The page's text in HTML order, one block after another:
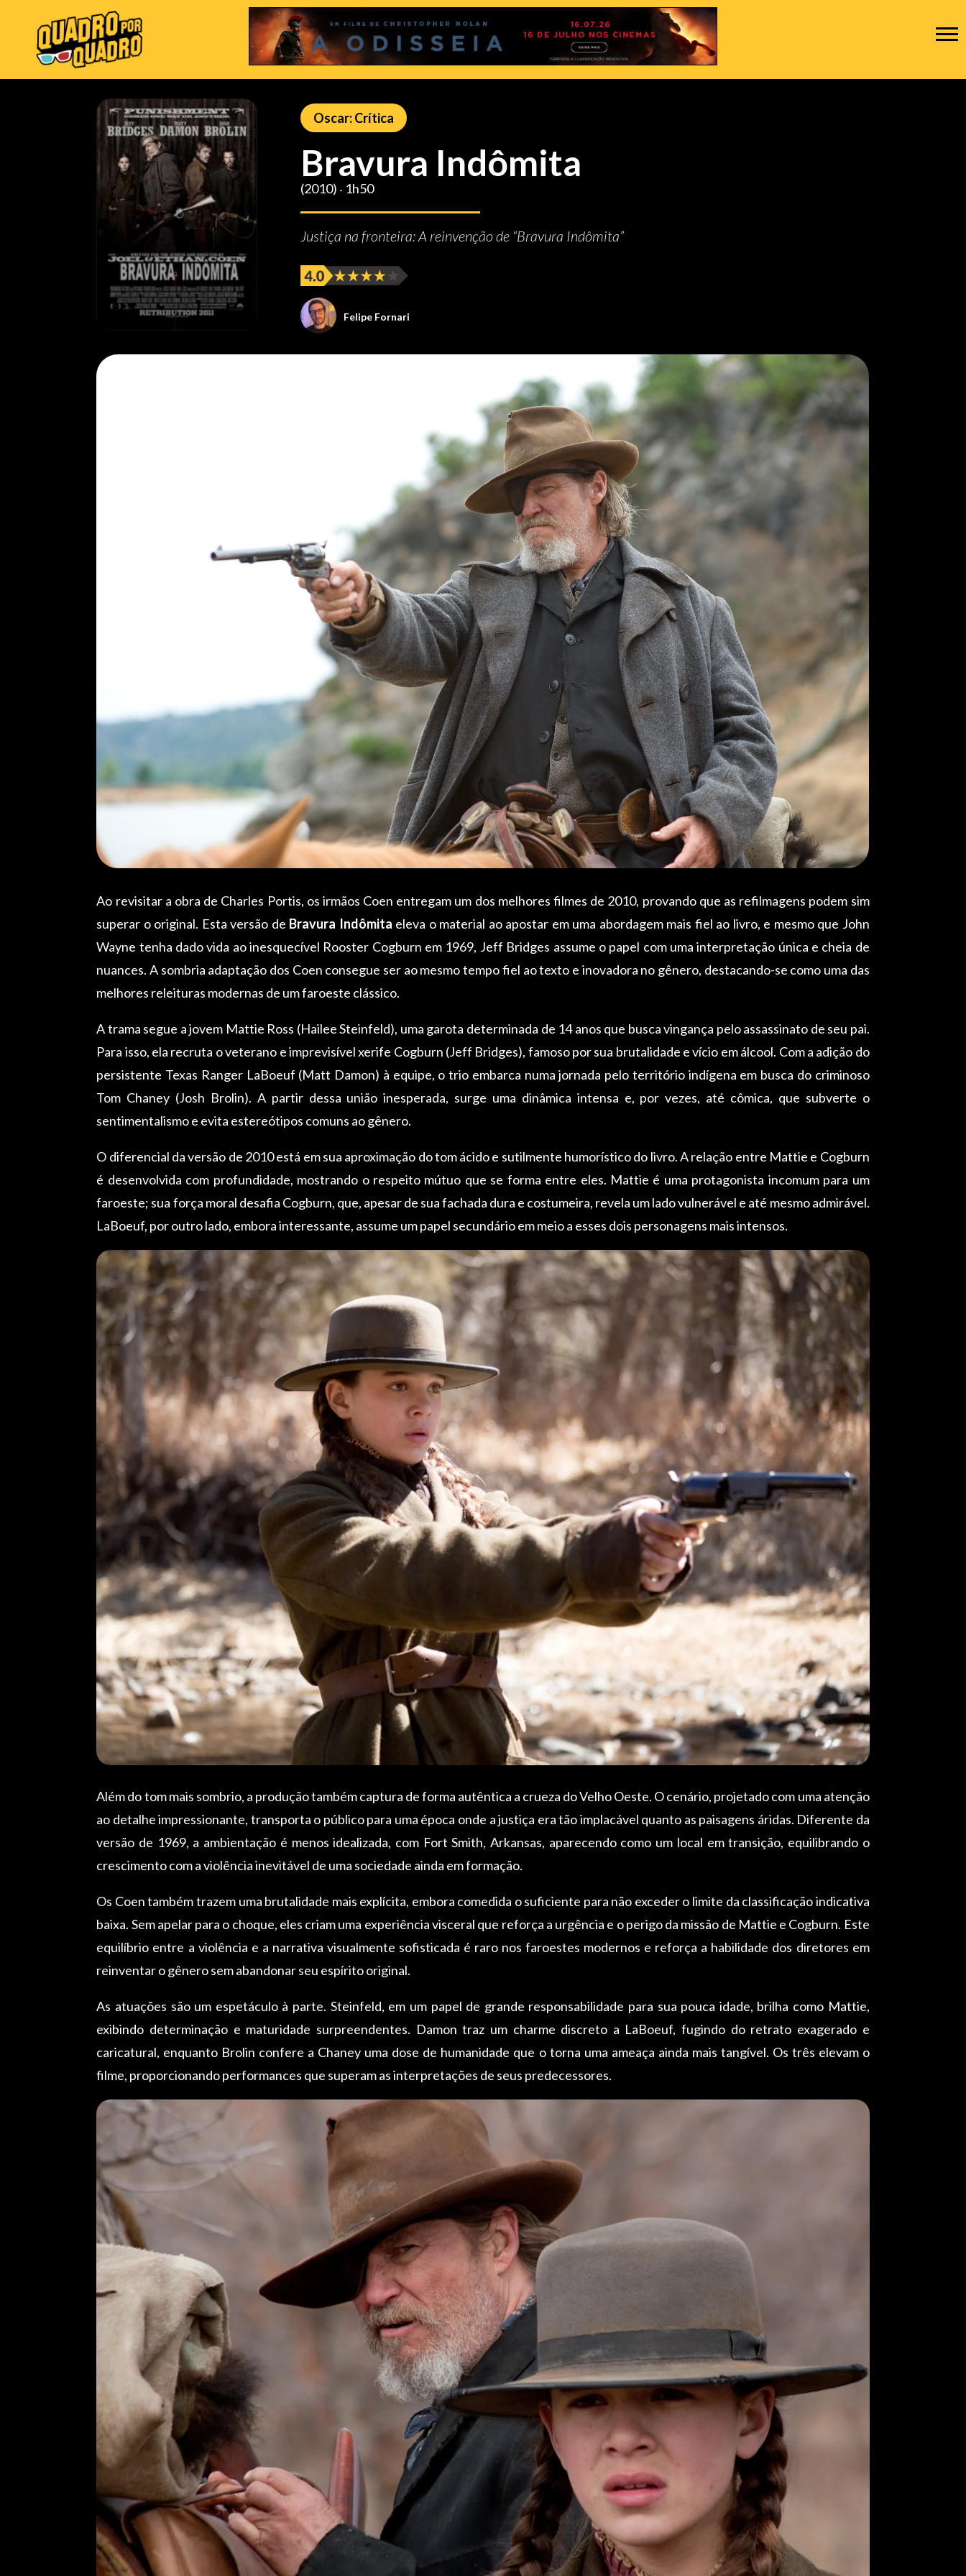
Oscar: Crítica
Bravura Indômita
(2010) ‧ 1h50
Justiça na fronteira: A reinvenção de “Bravura Indômita”
Felipe Fornari
Ao revisitar a obra de Charles Portis, os irmãos Coen entregam um dos melhores filmes de 2010, provando que as refilmagens podem sim
superar o original. Esta versão de Bravura Indômita eleva o material ao apostar em uma abordagem mais fiel ao livro, e mesmo que John
Wayne tenha dado vida ao inesquecível Rooster Cogburn em 1969, Jeff Bridges assume o papel com uma interpretação única e cheia de
nuances. A sombria adaptação dos Coen consegue ser ao mesmo tempo fiel ao texto e inovadora no gênero, destacando-se como uma das
melhores releituras modernas de um faroeste clássico.
A trama segue a jovem Mattie Ross (Hailee Steinfeld), uma garota determinada de 14 anos que busca vingança pelo assassinato de seu pai.
Para isso, ela recruta o veterano e imprevisível xerife Cogburn (Jeff Bridges), famoso por sua brutalidade e vício em álcool. Com a adição do
persistente Texas Ranger LaBoeuf (Matt Damon) à equipe, o trio embarca numa jornada pelo território indígena em busca do criminoso
Tom Chaney (Josh Brolin). A partir dessa união inesperada, surge uma dinâmica intensa e, por vezes, até cômica, que subverte o
sentimentalismo e evita estereótipos comuns ao gênero.
O diferencial da versão de 2010 está em sua aproximação do tom ácido e sutilmente humorístico do livro. A relação entre Mattie e Cogburn
é desenvolvida com profundidade, mostrando o respeito mútuo que se forma entre eles. Mattie é uma protagonista incomum para um
faroeste; sua força moral desafia Cogburn, que, apesar de sua fachada dura e costumeira, revela um lado vulnerável e até mesmo admirável.
LaBoeuf, por outro lado, embora interessante, assume um papel secundário em meio a esses dois personagens mais intensos.
Além do tom mais sombrio, a produção também captura de forma autêntica a crueza do Velho Oeste. O cenário, projetado com uma atenção
ao detalhe impressionante, transporta o público para uma época onde a justiça era tão implacável quanto as paisagens áridas. Diferente da
versão de 1969, a ambientação é menos idealizada, com Fort Smith, Arkansas, aparecendo como um local em transição, equilibrando o
crescimento com a violência inevitável de uma sociedade ainda em formação.
Os Coen também trazem uma brutalidade mais explícita, embora comedida o suficiente para não exceder o limite da classificação indicativa
baixa. Sem apelar para o choque, eles criam uma experiência visceral que reforça a urgência e o perigo da missão de Mattie e Cogburn. Este
equilíbrio entre a violência e a narrativa visualmente sofisticada é raro nos faroestes modernos e reforça a habilidade dos diretores em
reinventar o gênero sem abandonar seu espírito original.
As atuações são um espetáculo à parte. Steinfeld, em um papel de grande responsabilidade para sua pouca idade, brilha como Mattie,
exibindo determinação e maturidade surpreendentes. Damon traz um charme discreto a LaBoeuf, fugindo do retrato exagerado e
caricatural, enquanto Brolin confere a Chaney uma dose de humanidade que o torna uma ameaça ainda mais tangível. Os três elevam o
filme, proporcionando performances que superam as interpretações de seus predecessores.